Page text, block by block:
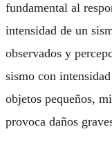
fundamental al
intensidad de un
observados y
sismo con
objetos pequeños,
provoca daños